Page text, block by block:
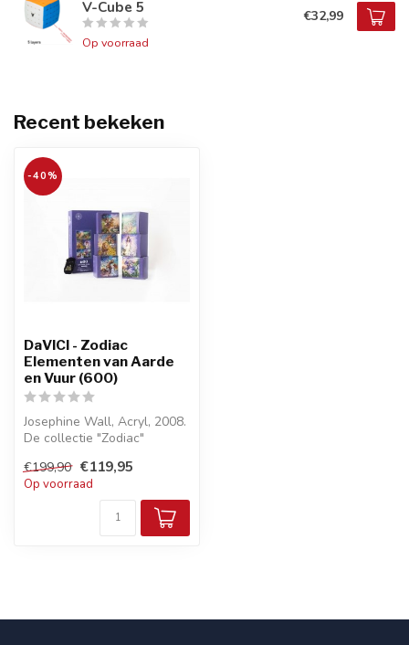
V-Cube 5
Op voorraad
€32,99
Recent bekeken
-40%
DaVICI - Zodiac
Elementen van Aarde
en Vuur (600)
Josephine Wall, Acryl, 2008.
De collectie "Zodiac"
sterr...
€199,90 €119,95
Op voorraad